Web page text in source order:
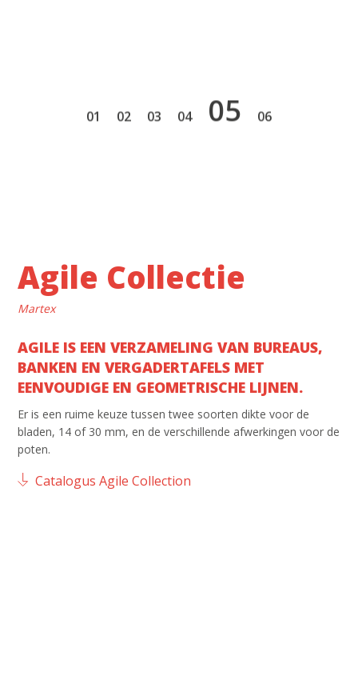
1 2 3 4 5 6
Agile Collectie
Martex
AGILE IS EEN VERZAMELING VAN BUREAUS,
BANKEN EN VERGADERTAFELS MET
EENVOUDIGE EN GEOMETRISCHE LIJNEN.
Er is een ruime keuze tussen twee soorten dikte voor de
bladen, 14 of 30 mm, en de verschillende afwerkingen voor de
poten.
Catalogus Agile Collection